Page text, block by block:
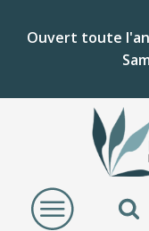
Ouvert toute